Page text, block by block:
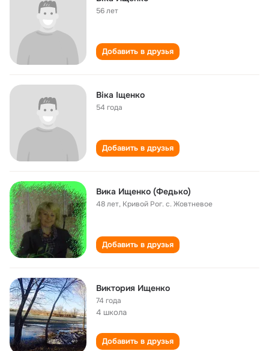
56 лет
Добавить в друзья
Віка Іщенко
54 года
Добавить в друзья
Вика Ищенко (Федько)
48 лет, Кривой Рог. с. Жовтневое
Добавить в друзья
Виктория Ищенко
74 года
4 школа
Добавить в друзья